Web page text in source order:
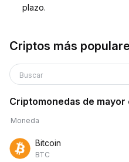
plazo.
Criptos más
Buscar
Criptomonedas de
Moneda
Bitcoin
BTC